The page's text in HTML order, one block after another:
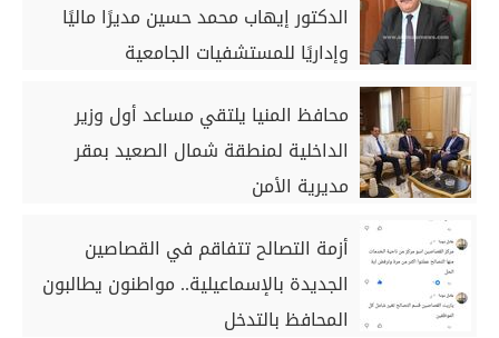
الدكتور إيهاب محمد حسين مديرًا ماليًا
وإداريًا للمستشفيات الجامعية
محافظ المنيا يلتقي مساعد أول وزير
الداخلية لمنطقة شمال الصعيد بمقر
مديرية الأمن
أزمة التصالح تتفاقم في القصاصين
الجديدة بالإسماعيلية.. مواطنون يطالبون
المحافظ بالتدخل